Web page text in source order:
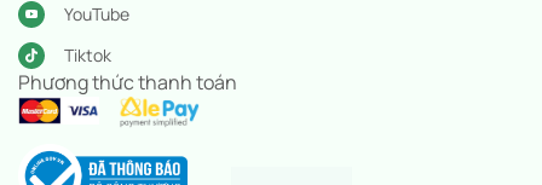
YouTube
Tiktok
Phương thức thanh toán